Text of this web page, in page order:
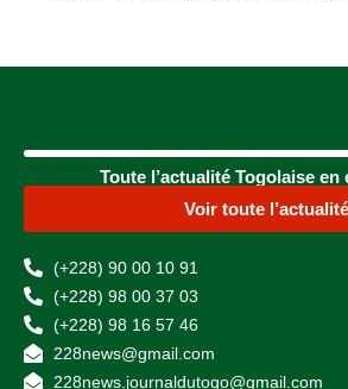
Toute l’actualité Togolaise
Voir toute l’actualité
(+228) 90 00 10 91
(+228) 98 00 37 03
(+228) 98 16 57 46
228news@gmail.com
228news.journaldutogo@gmail.com